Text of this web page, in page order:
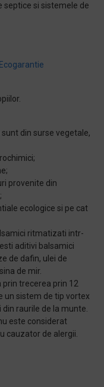
septice si sistemele de
Ecogarantie
din surse vegetale,
provenite din
ecologice si pe cat
ritmatizati intr-
aditivi balsamici
de dafin, ulei de
de mir.
trecerea prin 12
un sistem de tip vortex
raurile de la munte.
este considerat
cauzator de alergii.